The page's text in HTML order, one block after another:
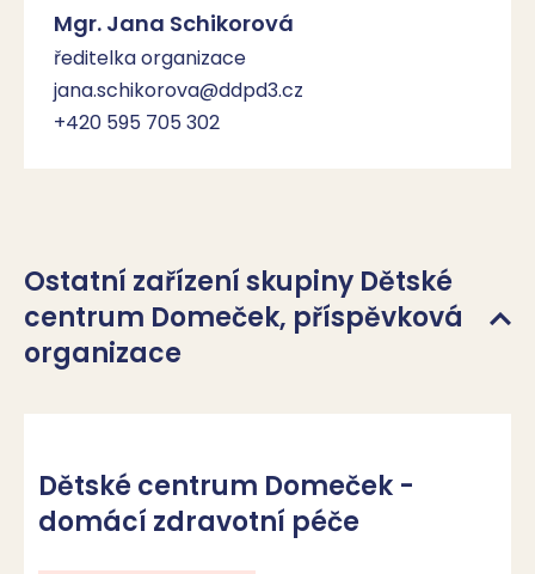
Mgr. Jana Schikorová
ředitelka organizace
jana.schikorova@ddpd3.cz
+420 595 705 302
Ostatní zařízení skupiny Dětské
centrum Domeček, příspěvková
organizace
Dětské centrum Domeček -
domácí zdravotní péče